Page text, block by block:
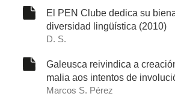
El PEN Clube dedica su
diversidad lingüística (2010)
D. S.
Galeusca reivindica a
malia aos intentos de
Marcos S. Pérez